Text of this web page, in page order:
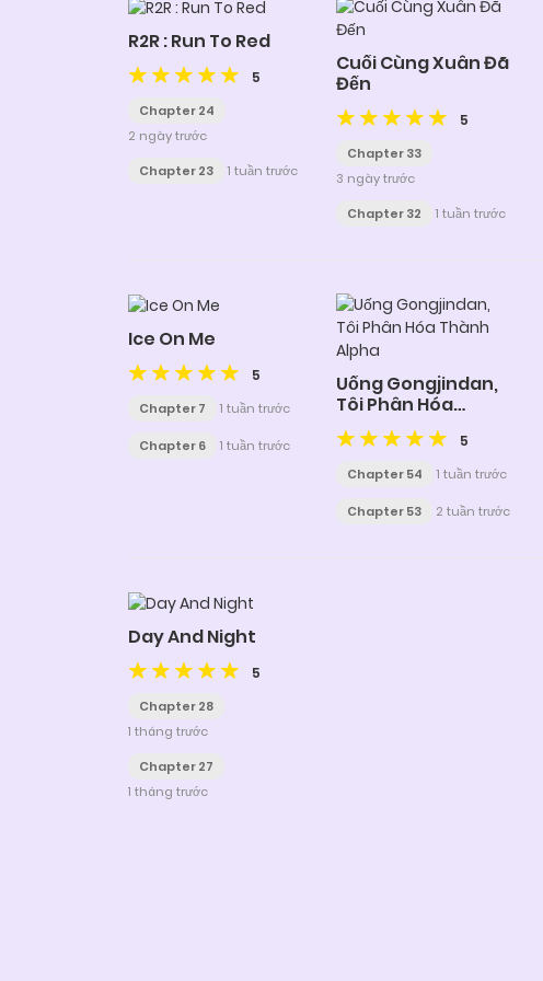
R2R : Run To Red
5
Chapter 24
2 ngày trước
Chapter 23
1 tuần trước
Cuối Cùng Xuân Đã
Đến
5
Chapter 33
3 ngày trước
Chapter 32
1 tuần trước
Ice On Me
5
Chapter 7 1 tuần trước
Chapter 6 1 tuần trước
Uống Gongjindan,
Tôi Phân Hóa
Thành Alpha
5
Chapter 54 1 tuần trước
Chapter 53 2 tuần trước
Day And Night
5
Chapter 28
1 tháng trước
Chapter 27
1 tháng trước